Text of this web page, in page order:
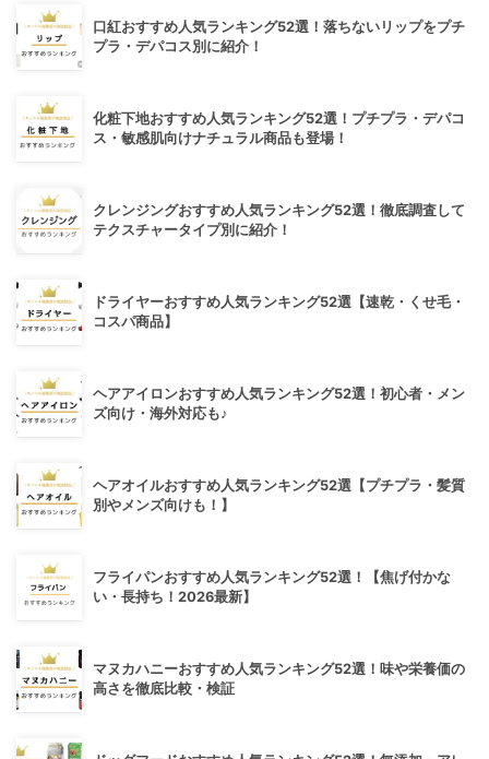
口紅おすすめ人気ランキング52選！落ちないリップをプチ
プラ・デパコス別に紹介！
化粧下地おすすめ人気ランキング52選！プチプラ・デパコ
ス・敏感肌向けナチュラル商品も登場！
クレンジングおすすめ人気ランキング52選！徹底調査して
テクスチャータイプ別に紹介！
ドライヤーおすすめ人気ランキング52選【速乾・くせ毛・
コスパ商品】
ヘアアイロンおすすめ人気ランキング52選！初心者・メン
ズ向け・海外対応も♪
ヘアオイルおすすめ人気ランキング52選【プチプラ・髪質
別やメンズ向けも！】
フライパンおすすめ人気ランキング52選！【焦げ付かな
い・長持ち！2026最新】
マヌカハニーおすすめ人気ランキング52選！味や栄養価の
高さを徹底比較・検証